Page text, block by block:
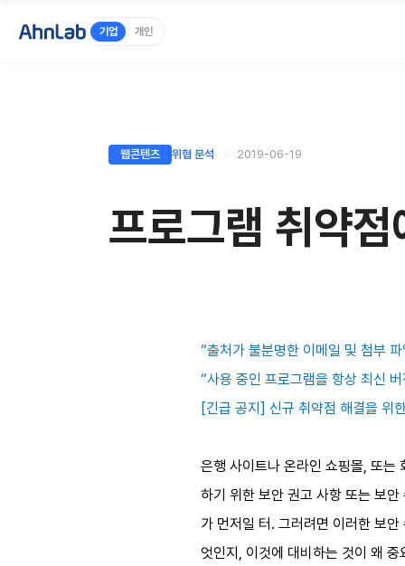
기업 개인
웹콘텐츠 위협 분석 2019-06-19
프로그램 취약
“출처가 불분명한 이메일 및 첨부
“사용 중인 프로그램을 항상 최신
[긴급 공지] 신규 취약점 해결을 위
은행 사이트나 온라인 쇼핑몰, 또는
하기 위한 보안 권고 사항 또는 보
가 먼저일 터. 그러려면 이러한 보
엇인지, 이것에 대비하는 것이 왜